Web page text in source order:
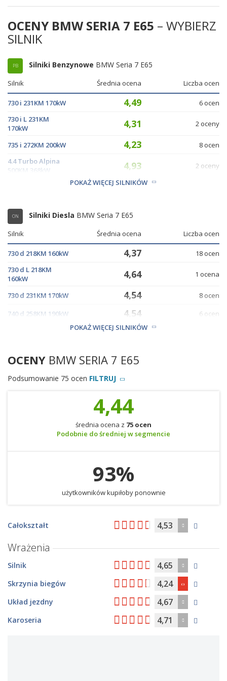
OCENY BMW SERIA 7 E65 – WYBIERZ
SILNIK
PB Silniki Benzynowe BMW Seria 7 E65
Silnik Średnia ocena Liczba ocen
730 i 231KM 170kW 4,49
6 ocen
730 i L 231KM
170kW
4,31 2 oceny
735 i 272KM 200kW 4,23
8 ocen
4.4 Turbo Alpina
500KM 368kW
4,93 2 oceny
4,39
POKAŻ WIĘCEJ SILNIKÓW
ON Silniki Diesla BMW Seria 7 E65
Silnik Średnia ocena Liczba ocen
730 d 218KM 160kW 4,37
18 ocen
730 d L 218KM
160kW
4,64 1 ocena
730 d 231KM 170kW 4,54
8 ocen
740 d 258KM 190kW
4,54
6 ocen
4,40
POKAŻ WIĘCEJ SILNIKÓW
OCENY BMW SERIA 7 E65
Podsumowanie 75 ocen FILTRUJ
4,44
średnia ocena z 75 ocen
Podobnie do średniej w segmencie
93%
użytkowników kupiłoby ponownie
Całokształt 4,53
Wrażenia
Silnik 4,65
Skrzynia biegów 4,24
Układ jezdny 4,67
Karoseria 4,71